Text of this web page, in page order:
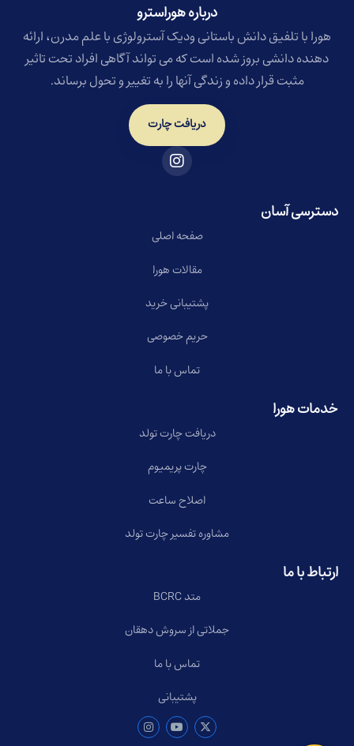
درباره هوراسترو​
هورا با تلفیق دانش باستانی ودیک آسترولوژی با علم مدرن، ارائه
دهنده دانشی بروز شده است که می تواند آگاهی افراد تحت تاثیر
مثبت قرار داده و زندگی آنها را به تغییر و تحول برساند.
دریافت چارت
دسترسی آسان
صفحه اصلی
مقالات هورا
پشتیبانی خرید
حریم خصوصی
تماس با ما
خدمات هورا
دریافت چارت تولد
چارت پریمیوم
اصلاح ساعت
مشاوره تفسیر چارت تولد
ارتباط با ما
متد BCRC
جملاتی از سروش دهقان
تماس با ما
پشتیبانی